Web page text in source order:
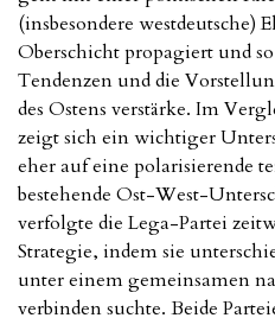
(insbesondere westdeutsche)
Oberschicht propagiert und
Tendenzen und die
des Ostens verstärke. Im
zeigt sich ein wichtiger
eher auf eine polarisierende
bestehende Ost-West-
verfolgte die Lega-Partei
Strategie, indem sie
unter einem gemeinsamen
verbinden suchte. Beide